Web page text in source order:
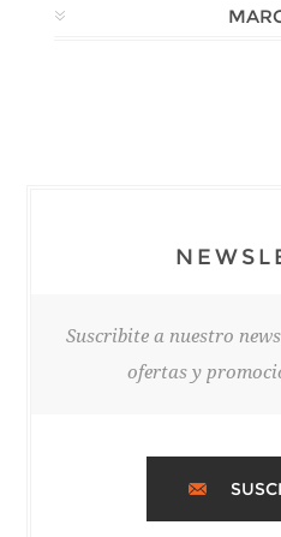
Suscribite a nuestro
ofertas y